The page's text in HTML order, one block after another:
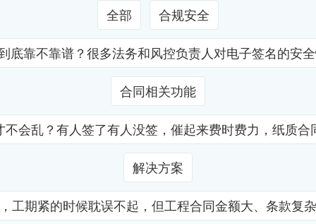
全部 合规安全
靠不靠谱？很多法务和风控负责人对电子签名的
合同相关功能
会乱？有人签了有人没签，催起来费时费力，纸质
解决方案
期紧的时候耽误不起，但工程合同金额大、条款